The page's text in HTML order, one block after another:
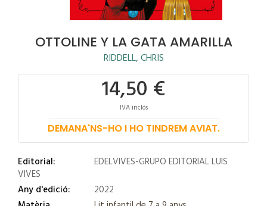
OTTOLINE Y LA GATA AMARILLA
RIDDELL, CHRIS
14,50 €
IVA inclós
DEMANA'NS-HO I HO TINDREM AVIAT.
Editorial:
EDELVIVES-GRUPO EDITORIAL LUIS
VIVES
Any d'edició:
2022